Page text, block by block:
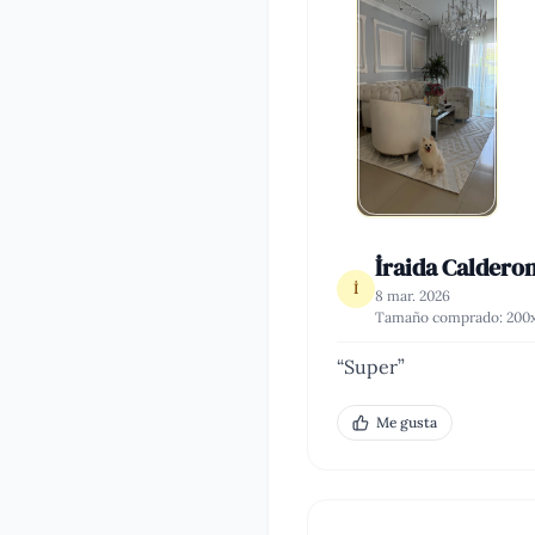
İ
İraida
8 mar. 2026
Tamaño comprado:
“Super”
Me gusta